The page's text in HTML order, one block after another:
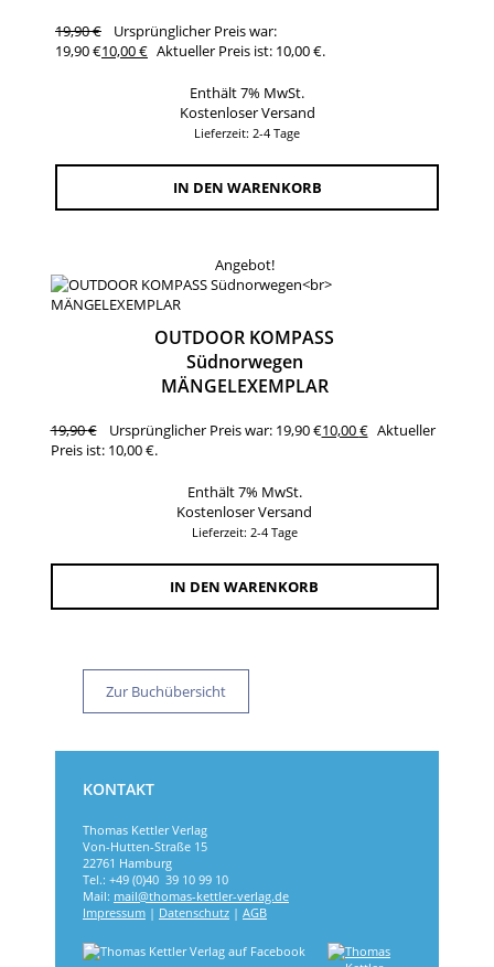
19,90€
Ursprünglicher Preis war:
19,90 €10,00€ Aktueller Preis ist: 10,00 €.
Enthält 7% MwSt.
Kostenloser Versand
Lieferzeit: 2-4 Tage
IN DEN WARENKORB
Angebot!
OUTDOOR KOMPASS
Südnorwegen
MÄNGELEXEMPLAR
19,90€ Ursprünglicher Preis war: 19,90 €10,00€ Aktueller
Preis ist: 10,00 €.
Enthält 7% MwSt.
Kostenloser Versand
Lieferzeit: 2-4 Tage
IN DEN WARENKORB
Zur Buchübersicht
KONTAKT
Thomas Kettler Verlag
Von-Hutten-Straße 15
22761 Hamburg
Tel.: +49 (0)40 39 10 99 10
Mail: mail@thomas-kettler-verlag.de
Impressum | Datenschutz | AGB